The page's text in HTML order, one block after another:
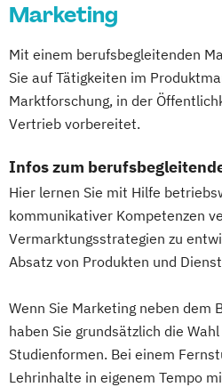
Marketing
Mit einem berufsbegleitenden
Sie auf Tätigkeiten im
Marktforschung, in der
Vertrieb vorbereitet.
Infos zum
Hier lernen Sie mit Hilfe
kommunikativer Kompetenzen
Vermarktungsstrategien zu
Absatz von Produkten und
Wenn Sie Marketing neben dem
haben Sie grundsätzlich die
Studienformen. Bei einem
Lehrinhalte in eigenem Tempo